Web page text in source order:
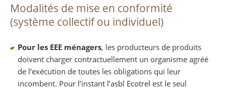
Modalités de mise en conformité
(système collectif ou individuel)
Pour les EEE ménagers, les producteurs de produits
doivent charger contractuellement un organisme agréé
de l’exécution de toutes les obligations qui leur
incombent. Pour l’instant l’asbl Ecotrel est le seul